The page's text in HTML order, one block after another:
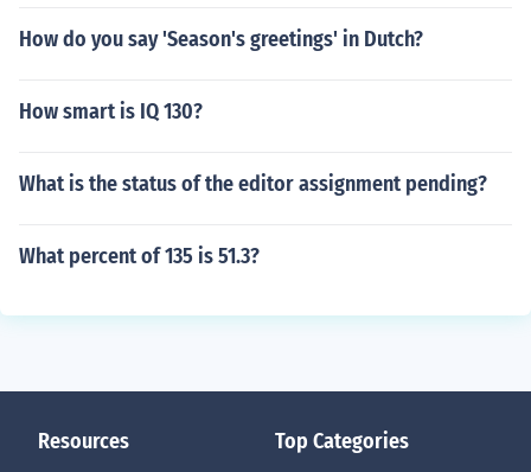
How do you say 'Season's greetings' in Dutch?
How smart is IQ 130?
What is the status of the editor assignment pending?
What percent of 135 is 51.3?
Resources Top Categories